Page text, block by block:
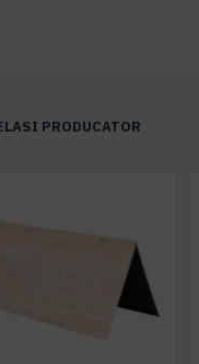
PRODUCATOR